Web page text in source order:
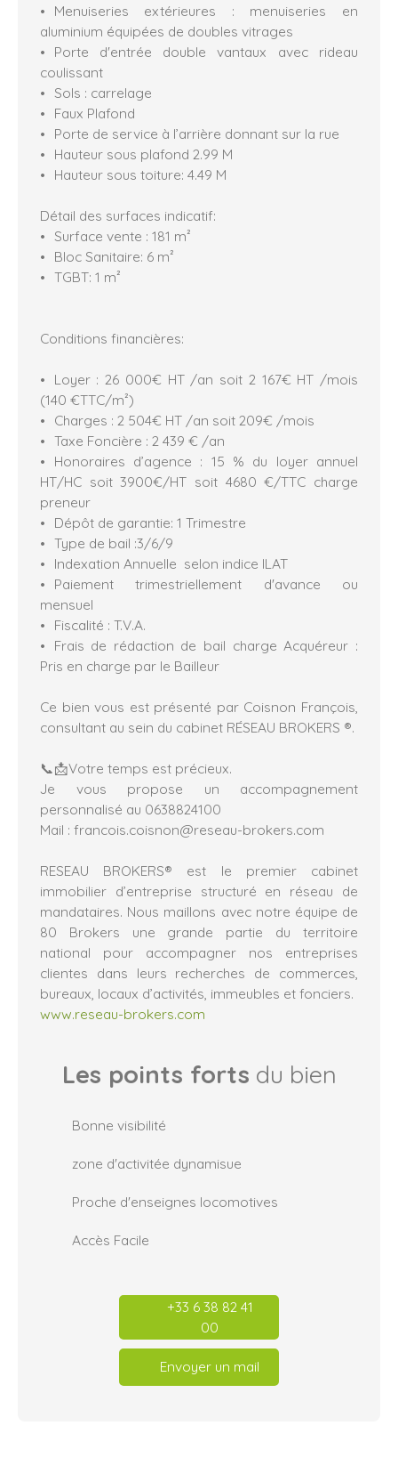
Menuiseries extérieures : menuiseries en
aluminium équipées de doubles vitrages
Porte d'entrée double vantaux avec rideau
coulissant
Sols : carrelage
Faux Plafond
Porte de service à l’arrière donnant sur la rue
Hauteur sous plafond 2.99 M
Hauteur sous toiture: 4.49 M
Détail des surfaces indicatif:
Surface vente : 181 m²
Bloc Sanitaire: 6 m²
TGBT: 1 m²
Conditions financières:
Loyer : 26 000€ HT /an soit 2 167€ HT /mois
(140 €TTC/m²)
Charges : 2 504€ HT /an soit 209€ /mois
Taxe Foncière : 2 439 € /an
Honoraires d’agence : 15 % du loyer annuel
HT/HC soit 3900€/HT soit 4680 €/TTC charge
preneur
Dépôt de garantie: 1 Trimestre
Type de bail :3/6/9
Indexation Annuelle selon indice ILAT
Paiement trimestriellement d'avance ou
mensuel
Fiscalité : T.V.A.
Frais de rédaction de bail charge Acquéreur :
Pris en charge par le Bailleur
Ce bien vous est présenté par Coisnon François,
consultant au sein du cabinet RÉSEAU BROKERS ®.
📞📩Votre temps est précieux.
Je vous propose un accompagnement
personnalisé au 0638824100
Mail : francois.coisnon@reseau-brokers.com
RESEAU BROKERS® est le premier cabinet
immobilier d’entreprise structuré en réseau de
mandataires. Nous maillons avec notre équipe de
80 Brokers une grande partie du territoire
national pour accompagner nos entreprises
clientes dans leurs recherches de commerces,
bureaux, locaux d’activités, immeubles et fonciers.
www.reseau-brokers.com
Les points forts du bien
Bonne visibilité
zone d'activitée dynamisue
Proche d'enseignes locomotives
Accès Facile
+33 6 38 82 41
00
Envoyer un mail